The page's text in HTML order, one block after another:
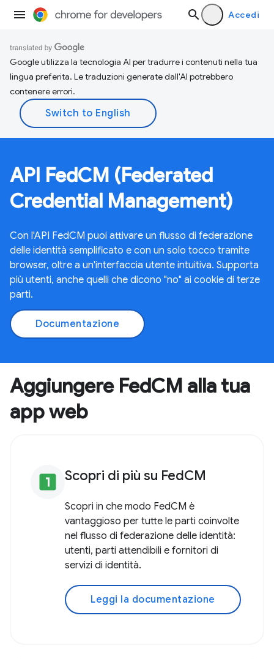
Accedi
Google utilizza la tecnologia AI per tradurre i contenuti nella tua
lingua preferita. Le traduzioni generate dall'AI potrebbero
contenere errori.
API FedCM (Federated
Credential Management)
Con l'API FedCM puoi attivare un flusso di federazione
delle identità semplificato e con un solo tocco tramite
browser, oltre a un'interfaccia utente intuitiva. Supporta
più utenti, anche quelli che dicono "no" ai cookie di terze
parti.
Documentazione
Aggiungere FedCM alla tua
app web
looks_one Scopri di più su FedCM
Scopri in che modo FedCM è
vantaggioso per tutte le parti coinvolte
nel flusso di federazione delle identità:
utenti, parti attendibili e fornitori di
servizi di identità.
Leggi la documentazione